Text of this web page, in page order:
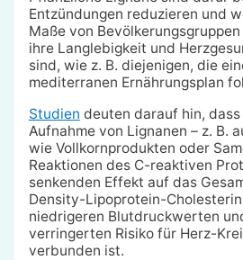
Entzündungen reduzieren und
Maße von
ihre Langlebigkeit und
sind, wie z. B. diejenigen, die
mediterranen Ernährungsplan
Studien deuten darauf hin,
Aufnahme von Lignanen – z. B.
wie Vollkornprodukten oder
Reaktionen des C-reaktiven
senkenden Effekt auf das
Density-Lipoprotein-Cholesterin
niedrigeren Blutdruckwerten
verringerten Risiko für Herz-
verbunden ist.